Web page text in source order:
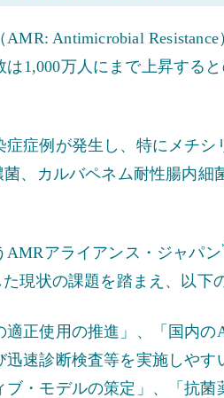
Antimicrobial
1,000万人にまで上昇する
症例が発生し、特にメチ
、カルバペネム耐性腸内細
AMRアライアンス・ジャパン
現状の課題を踏まえ、以下
正使用の推進」、「国内
速診断検査等を実施しや
・モデルの策定」、「抗